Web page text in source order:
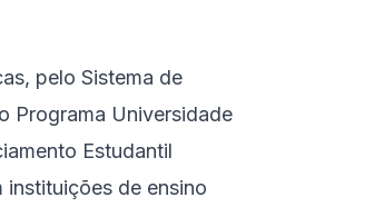
pelo Sistema de
Programa Universidade
Estudantil
instituições de ensino